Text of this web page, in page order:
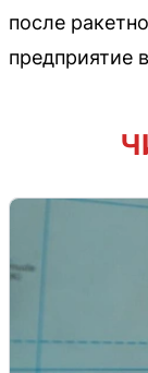
после
предприятие